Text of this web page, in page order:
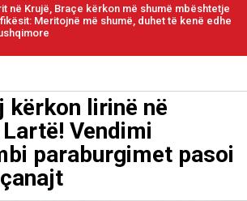
në Krujë, Braçe kërkon më shumë mbështetje
Meritojnë më shumë, duhet të kenë edhe
kërkon lirinë në
Vendimi
paraburgimet pasoi